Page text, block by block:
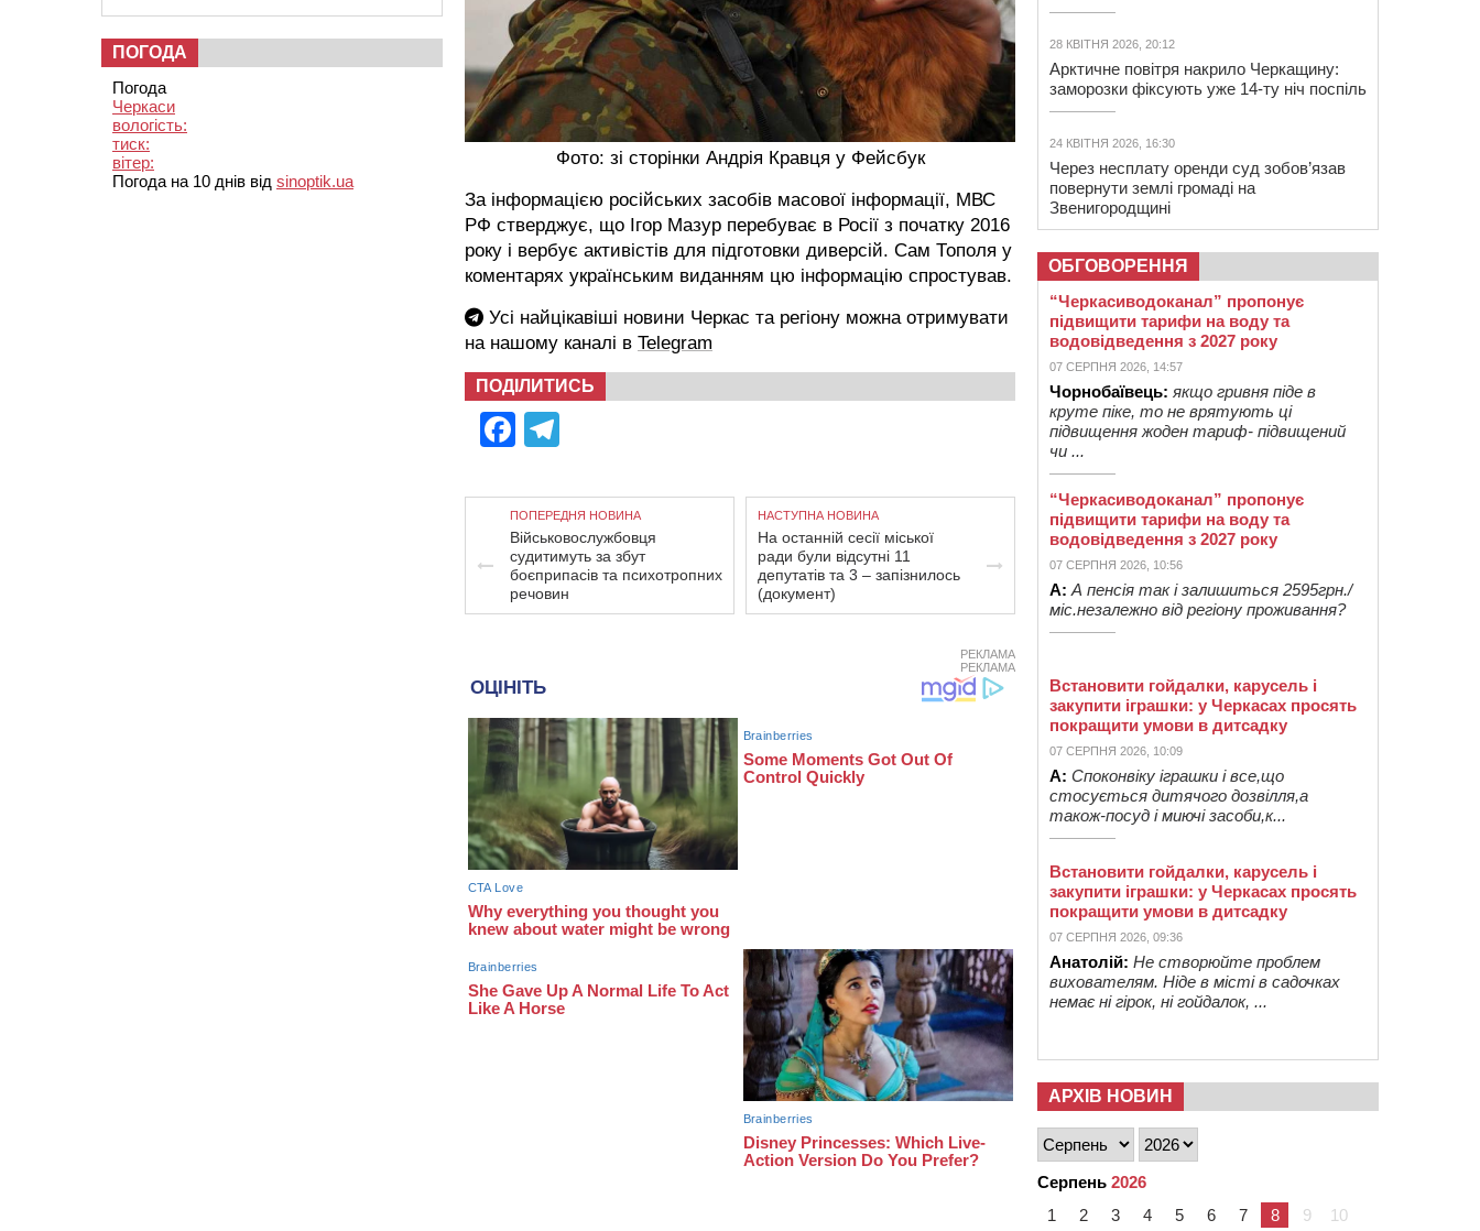
Фото: зі сторінки Андрія Кравця у Фейсбук
За інформацією російських засобів масової інформації, МВС
РФ стверджує, що Ігор Мазур перебуває в Росії з початку 2016
року і вербує активістів для підготовки диверсій. Сам Тополя у
коментарях українським виданням цю інформацію спростував.
Усі найцікавіші новини Черкас та регіону можна отримувати
на нашому каналі в Telegram
ПОДІЛИТИСЬ
Facebook
ПОПЕРЕДНЯ НОВИНА
Військовослужбовця
судитимуть за збут
боєприпасів та психотропних
речовин
НАСТУПНА НОВИНА
На останній сесії міської
ради були відсутні 11
депутатів та 3 – запізнилось
(документ)
РЕКЛАМА
РЕКЛАМА
ПОГОДА
Погода
Черкаси
вологість:
тиск:
вітер:
Погода на 10 днів від sinoptik.ua
28 КВІТНЯ 2026, 20:12
Арктичне повітря накрило Черкащину:
заморозки фіксують уже 14-ту ніч поспіль
24 КВІТНЯ 2026, 16:30
Через несплату оренди суд зобов’язав
повернути землі громаді на
Звенигородщині
ОБГОВОРЕННЯ
“Черкасиводоканал” пропонує
підвищити тарифи на воду та
водовідведення з 2027 року
07 СЕРПНЯ 2026, 14:57
Чорнобаївець: якщо гривня піде в
круте піке, то не врятують ці
підвищення жоден тариф- підвищений
чи ...
“Черкасиводоканал” пропонує
підвищити тарифи на воду та
водовідведення з 2027 року
07 СЕРПНЯ 2026, 10:56
А: А пенсія так і залишиться 2595грн./
міс.незалежно від регіону проживання?
Встановити гойдалки, карусель і
закупити іграшки: у Черкасах просять
покращити умови в дитсадку
07 СЕРПНЯ 2026, 10:09
А: Споконвіку іграшки і все,що
стосується дитячого дозвілля,а
також-посуд і миючі засоби,к...
Встановити гойдалки, карусель і
закупити іграшки: у Черкасах просять
покращити умови в дитсадку
07 СЕРПНЯ 2026, 09:36
Анатолій: Не створюйте проблем
вихователям. Ніде в місті в садочках
немає ні гірок, ні гойдалок, ...
АРХІВ НОВИН
Серпень 2026
1
2 3 4 5 6 7 8 9 10